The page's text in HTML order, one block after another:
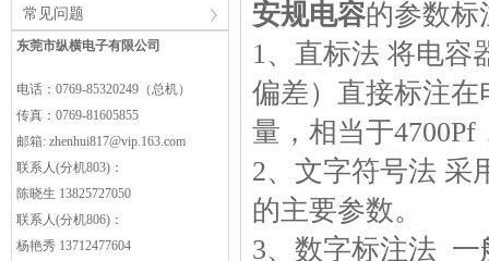
常见问题
东莞市纵横电子有限公司
电话：0769-85320249（总机）
传真：0769-81605855
邮箱: zhenhui817@vip.163.com
联系人(分机803)：
陈晓生 13825727050
联系人(分机806)：
杨艳秀 13712477604
安规电容的参数标
1、直标法 将电容
偏差）直接标注在
量，相当于
2、文字符号法 采
的主要参数。
3、数字标注法 一